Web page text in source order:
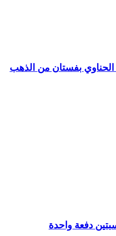
بفستان من الذهب
دفعة واحدة